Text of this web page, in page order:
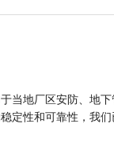
当地厂区安防、地
定性和可靠性，我们